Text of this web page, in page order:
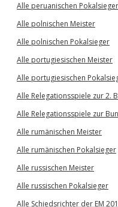
Alle peruanischen Pokalsieger
Alle polnischen Meister
Alle polnischen Pokalsieger
Alle portugiesischen Meister
Alle portugiesischen
Alle Relegationsspiele zur 2.
Alle Relegationsspiele zur
Alle rumänischen Meister
Alle rumänischen Pokalsieger
Alle russischen Meister
Alle russischen Pokalsieger
Alle Schiedsrichter der EM